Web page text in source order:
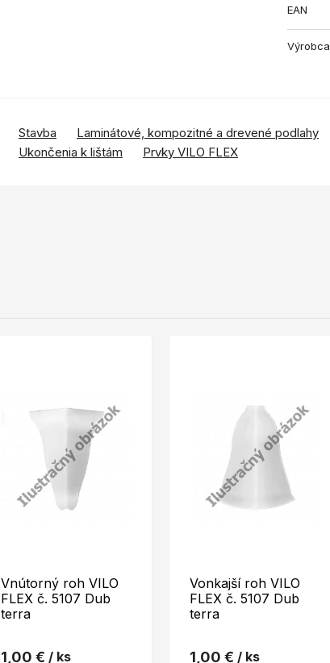
EAN
Výrobca
Stavba Laminátové, kompozitné a drevené podlahy
Ukončenia k lištám
Prvky VILO FLEX
Vnútorný roh VILO
FLEX č. 5107 Dub
terra
1,00 € / ks
Vonkajší roh VILO
FLEX č. 5107 Dub
terra
1,00 € / ks